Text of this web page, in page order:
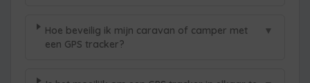
Hoe beveilig ik mijn caravan of camper met
een GPS tracker?
▼